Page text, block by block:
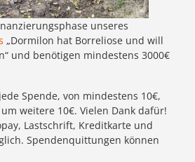
unseres
„Dormilon hat Borreliose und will
und benötigen mindestens 3000€
Spende, von mindestens 10€,
weitere 10€. Vielen Dank dafür!
Lastschrift, Kreditkarte und
Spendenquittungen können